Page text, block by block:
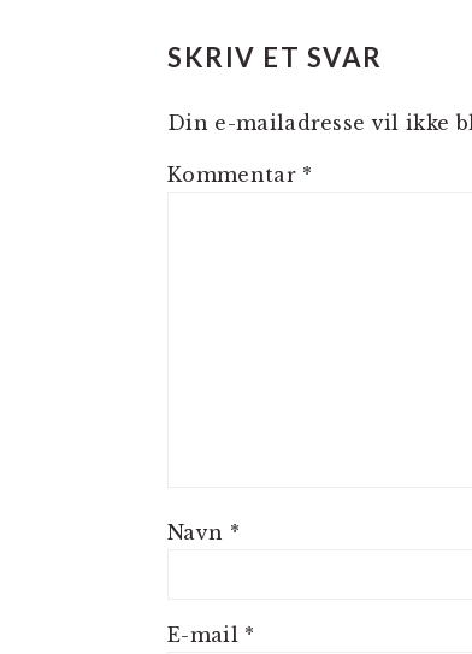
SKRIV ET SVAR
Din e-mailadresse vil ikke
Kommentar *
Navn *
E-mail *